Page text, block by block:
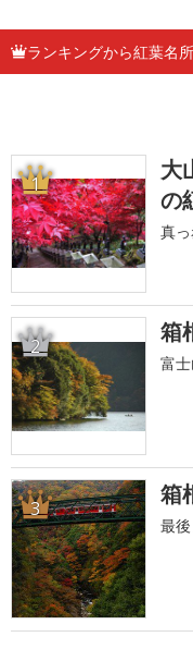
ランキングから紅葉名
1
大
の
真
2 箱
富
3 箱
最